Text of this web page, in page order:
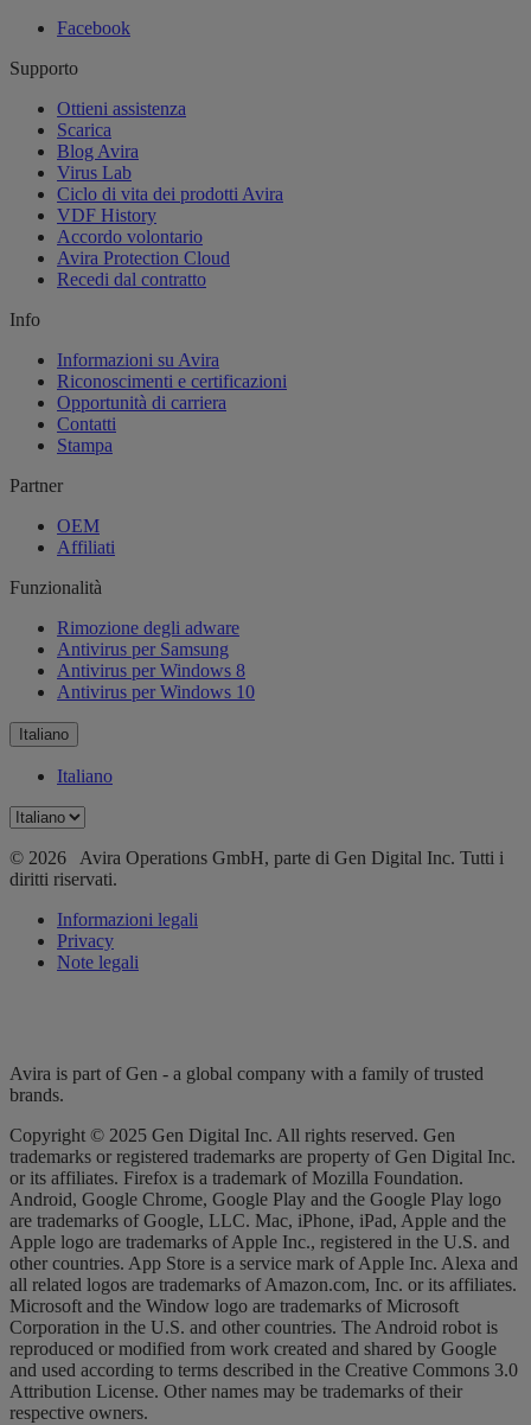
Facebook
Supporto
Ottieni assistenza
Scarica
Blog Avira
Virus Lab
Ciclo di vita dei prodotti Avira
VDF History
Accordo volontario
Avira Protection Cloud
Recedi dal contratto
Info
Informazioni su Avira
Riconoscimenti e certificazioni
Opportunità di carriera
Contatti
Stampa
Partner
OEM
Affiliati
Funzionalità
Rimozione degli adware
Antivirus per Samsung
Antivirus per Windows 8
Antivirus per Windows 10
Italiano
Italiano
© 2026 Avira Operations GmbH, parte di Gen Digital Inc. Tutti i
diritti riservati.
Informazioni legali
Privacy
Note legali
Avira is part of Gen - a global company with a family of trusted
brands.
Copyright © 2025 Gen Digital Inc. All rights reserved. Gen
trademarks or registered trademarks are property of Gen Digital Inc.
or its affiliates. Firefox is a trademark of Mozilla Foundation.
Android, Google Chrome, Google Play and the Google Play logo
are trademarks of Google, LLC. Mac, iPhone, iPad, Apple and the
Apple logo are trademarks of Apple Inc., registered in the U.S. and
other countries. App Store is a service mark of Apple Inc. Alexa and
all related logos are trademarks of Amazon.com, Inc. or its affiliates.
Microsoft and the Window logo are trademarks of Microsoft
Corporation in the U.S. and other countries. The Android robot is
reproduced or modified from work created and shared by Google
and used according to terms described in the Creative Commons 3.0
Attribution License. Other names may be trademarks of their
respective owners.